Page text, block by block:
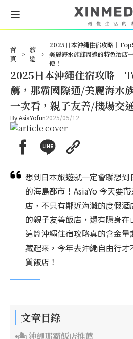
首
頁
>
旅
遊
>
2025日本沖繩住宿攻略｜
美麗海水族館周邊的特色酒店
便！
2025日本沖繩住宿攻略｜
薦，那霸國際通/美麗海水
一次看，親子友善/機場交
ByAsiaYofun2025/05/12
想到日本旅遊就一定會聯想
的海島都市！AsiaYo 今天要
店，不只有鄰近海灘的度假
的親子友善飯店，還有隱身在
這篇沖繩住宿攻略真的含金
藏起來，今年去沖繩自由行
質飯店！
文章目錄
🏝️ 沖繩那霸飯店推薦